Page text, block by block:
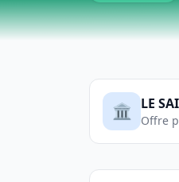
🏛️ LE
Offre